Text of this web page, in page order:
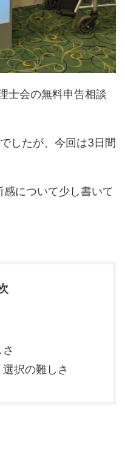
士会の無料申告相談
したが、今回は3日間
について少し書いて
択の難しさ